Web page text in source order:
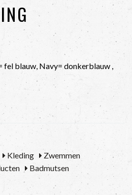
fel blauw, Navy= donkerblauw ,
Kleding
Zwemmen
Badmutsen